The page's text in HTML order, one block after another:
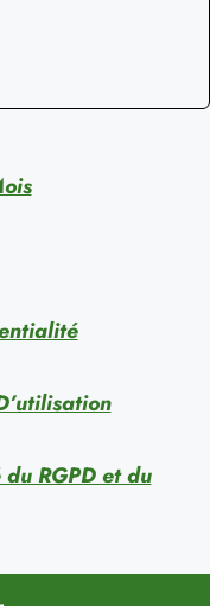
RGPD et du